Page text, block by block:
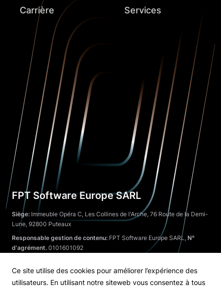
Carrière Services
FPT Software Europe SARL
Siège: Immeuble Opéra C, Les Collines de l'Arche, 76 Route de la Demi-
Lune, 92800 Puteaux
Responsable gestion de contenu: FPT Software Europe SARL, N°
d'agrément. 0101601092
Email: feu.contact@fpt.com
Ce site utilise des cookies pour améliorer l’expérience des
utilisateurs. En utilisant notre siteweb vous consentez à tous